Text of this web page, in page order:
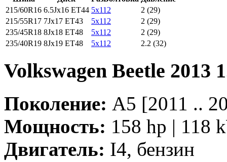
215/60R16 6.5Jx16 ET44 5x112
2 (29)
215/55R17 7Jx17 ET43 5x112
2 (29)
235/45R18 8Jx18 ET48 5x112
2 (29)
235/40R19 8Jx19 ET48 5x112 2.2 (32)
Volkswagen Beetle 2013
Поколение: A5 [2011 ..
Мощность: 158 hp | 118
Двигатель: I4, бензин